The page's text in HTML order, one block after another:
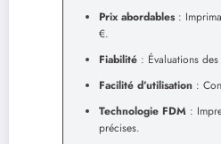
Prix abordables:
€.
Fiabilité : Évaluations
Facilité d’utilisation :
Technologie FDM :
précises.